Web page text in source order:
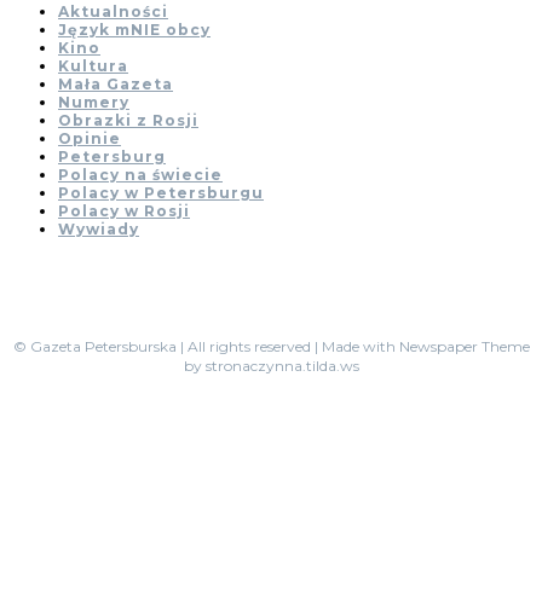
Aktualności
Język mNIE obcy
Kino
Kultura
Mała Gazeta
Numery
Obrazki z Rosji
Opinie
Petersburg
Polacy na świecie
Polacy w Petersburgu
Polacy w Rosji
Wywiady
© Gazeta Petersburska | All rights reserved | Made with Newspaper Theme
by stronaczynna.tilda.ws